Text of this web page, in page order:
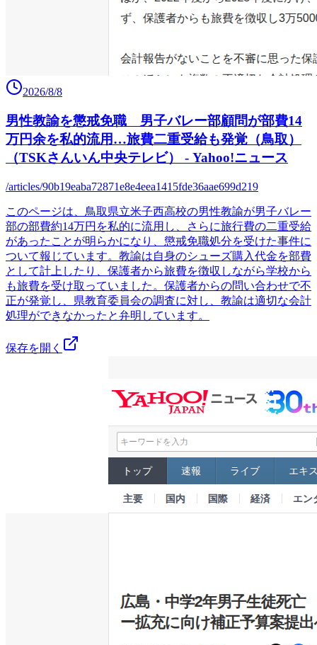
2026/8/8
男性教諭を懲戒免職 男子バレー部顧問が部費14
万円余を私的流用…旅費二重受給も発覚（鳥取）
（TSKさんいん中央テレビ） - Yahoo!ニュース
/articles/90b19eaba72871e8e4eea1415fde36aae699d219
このページは、鳥取県立米子西高校の男性教諭が男子バレー
部の部費約14万円を私的に流用し、さらに旅行費の二重受給
があったことが明らかになり、懲戒免職処分を受けた事件に
ついて報じています。教諭は自身のシューズ購入代金を部費
として計上したり、保護者から旅費を徴収しながら学校から
も旅費を受け取っていました。保護者からの問い合わせで不
正が発覚し、県教育委員会の調査に対し、教諭は適切な会計
処理ができなかったと弁明しています。
保存を開く